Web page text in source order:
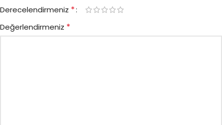
Derecelendirmeniz *
Değerlendirmeniz *